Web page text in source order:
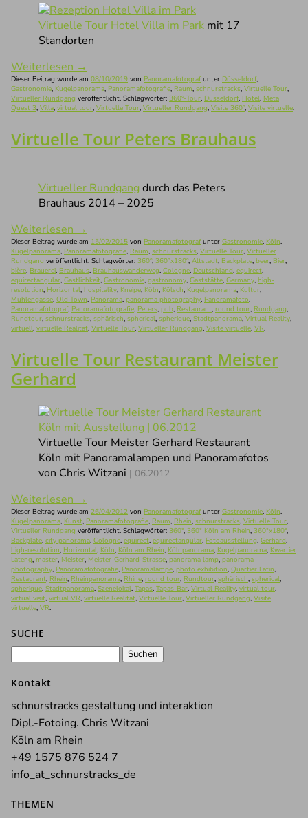
Virtuelle Tour Hotel Villa im Park mit 17
Standorten
Weiterlesen →
Dieser Beitrag wurde am 08/10/2019 von Panoramafotografunter Düsseldorf,
Gastronomie, Kugelpanorama, Panoramafotografie, Raum, schnurstracks, Virtuelle Tour,
Virtueller Rundgang veröffentlicht. Schlagwörter: 360°-Tour, Düsseldorf, Hotel, Meta
Quest 3, Villa, virtual tour, Virtuelle Tour, Virtueller Rundgang, Visite 360°, Visite virtuelle.
Virtuelle Tour Peters Brauhaus
Virtueller Rundgang durch das Peters
Brauhaus 2014 – 2025
Weiterlesen →
Dieser Beitrag wurde am 15/02/2015 von Panoramafotografunter Gastronomie, Köln,
Kugelpanorama, Panoramafotografie, Raum, schnurstracks, Virtuelle Tour, Virtueller
Rundgang veröffentlicht. Schlagwörter: 360°, 360°x180°, Altstadt, Backplate, beer, Bier,
bière, Brauerei, Brauhaus, Brauhauswanderweg, Cologne, Deutschland, equirect,
equirectangular, Gastlichkeit, Gastronomie, gastronomy, Gaststätte, Germany, high-
resolution, Horizontal, hospitality, Kneipe, Köln, Kölsch, Kugelpanorama, Kultur,
Mühlengasse, Old Town, Panorama, panorama photography, Panoramafoto,
Panoramafotograf, Panoramafotografie, Peters, pub, Restaurant, round tour, Rundgang,
Rundtour, schnurstracks, sphärisch, spherical, spherique, Stadtpanorama, Virtual Reality,
virtuell, virtuelle Realität, Virtuelle Tour, Virtueller Rundgang, Visite virtuelle, VR.
Virtuelle Tour Restaurant Meister
Gerhard
Virtuelle Tour Meister Gerhard Restaurant
Köln mit Panoramalampen und Panoramafotos
von Chris Witzani | 06.2012
Weiterlesen →
Dieser Beitrag wurde am 26/04/2012 von Panoramafotografunter Gastronomie, Köln,
Kugelpanorama, Kunst, Panoramafotografie, Raum, Rhein, schnurstracks, Virtuelle Tour,
Virtueller Rundgang veröffentlicht. Schlagwörter: 360°, 360° Köln am Rhein, 360°x180°,
Backplate, city panorama, Cologne, equirect, equirectangular, Fotoausstellung, Gerhard,
high-resolution, Horizontal, Köln, Köln am Rhein, Kölnpanorama, Kugelpanorama, Kwartier
Lateng, master, Meister, Meister-Gerhard-Strasse, panorama lamp, panorama
photography, Panoramafotografie, Panoramalampe, photo exhibition, Quartier Latin,
Restaurant, Rhein, Rheinpanorama, Rhine, round tour, Rundtour, sphärisch, spherical,
spherique, Stadtpanorama, Szenelokal, Tapas, Tapas-Bar, Virtual Reality, virtual tour,
virtual visit, virtual VR, virtuelle Realität, Virtuelle Tour, Virtueller Rundgang, Visite
virtuelle, VR.
SUCHE
Kontakt
schnurstracks gestaltung und interaktion
Dipl.-Fotoing. Chris Witzani
Köln am Rhein
+49 1575 876 524 7
info_at_schnurstracks_de
THEMEN